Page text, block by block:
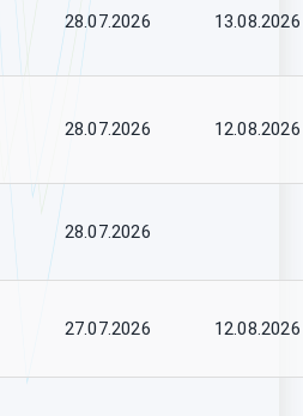
28.07.2026 13.08.2026
28.07.2026 12.08.2026
28.07.2026
27.07.2026 12.08.2026